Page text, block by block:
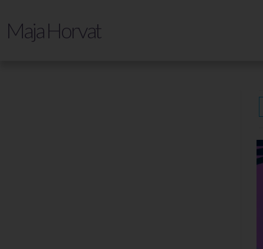
Maja Horvat